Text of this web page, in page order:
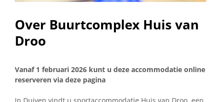
Over Buurtcomplex Huis van
Droo
Vanaf 1 februari 2026 kunt u deze accommodatie online
reserveren via deze pagina
In Duiven vindt u sportaccommodatie Huis van Droo, een